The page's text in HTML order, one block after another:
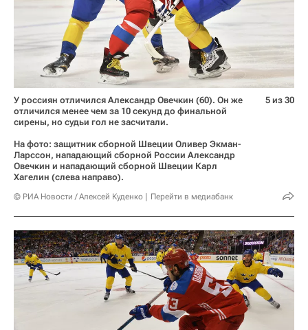
У россиян отличился Александр Овечкин (60). Он же
отличился менее чем за 10 секунд до финальной
сирены, но судьи гол не засчитали.
На фото: защитник сборной Швеции Оливер Экман-
Ларссон, нападающий сборной России Александр
Овечкин и нападающий сборной Швеции Карл
Хагелин (слева направо).
© РИА Новости / Алексей Куденко Перейти в медиабанк
5 из 30